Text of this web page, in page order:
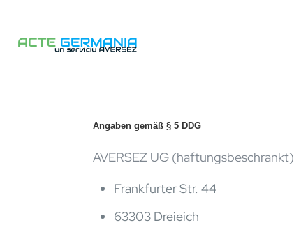
Angaben gemäß § 5 DDG
AVERSEZ UG (haftungsbeschrankt)
Frankfurter Str. 44
63303 Dreieich